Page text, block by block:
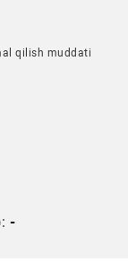
qilish muddati
-